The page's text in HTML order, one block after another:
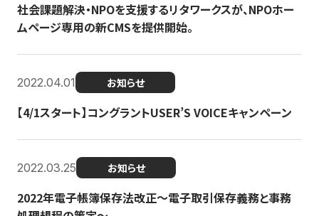
社会課題解決・NPOを支援するリタワークスが、NPOホー
ムページ専用の新CMSを提供開始。
2022.04.01 お知らせ
【4/1スタート】コングラントUSER’S VOICEキャンペーン
2022.03.25 お知らせ
2022年電子帳簿保存法改正～電子取引保存義務と事務